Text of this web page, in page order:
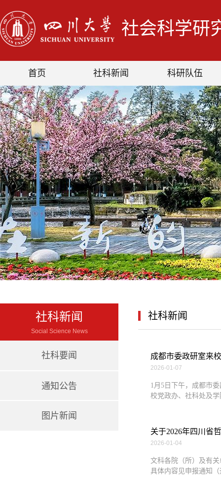
社会科学研
首页 社科新闻 科研队伍
社科新闻
Social Science News
社科要闻
通知公告
图片新闻
社科新闻
成都市委政研室来
2026-01-07
1月5日下午，成都市
校党政办、社科处及
关于2026年四川省
2026-01-04
文科各院（所）及有
具体内容见申报通知（